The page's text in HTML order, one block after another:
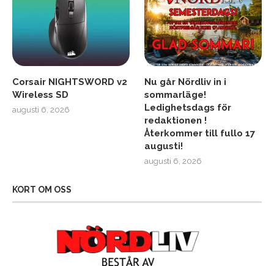
Corsair NIGHTSWORD v2
Wireless SD
augusti 6, 2026
Nu går Nördliv in i
sommarläge!
Ledighetsdags för
redaktionen !
Återkommer till fullo 17
augusti!
augusti 6, 2026
KORT OM OSS